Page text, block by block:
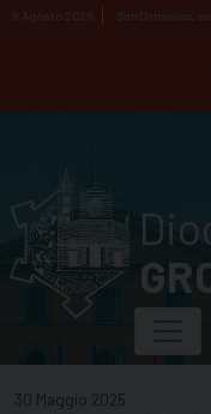
Skip
8 Agosto 2026
San Domenico,
30 Maggio 2025